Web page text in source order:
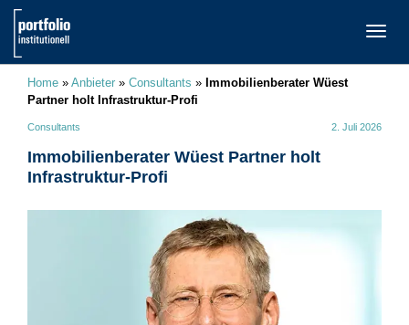
Home » Anbieter » Consultants » Immobilienberater Wüest
Partner holt Infrastruktur-Profi
Consultants 2. Juli 2026
Immobilienberater Wüest Partner holt
Infrastruktur-Profi